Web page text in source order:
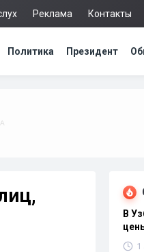
Реклама Контакты
Политика Президент
В
1